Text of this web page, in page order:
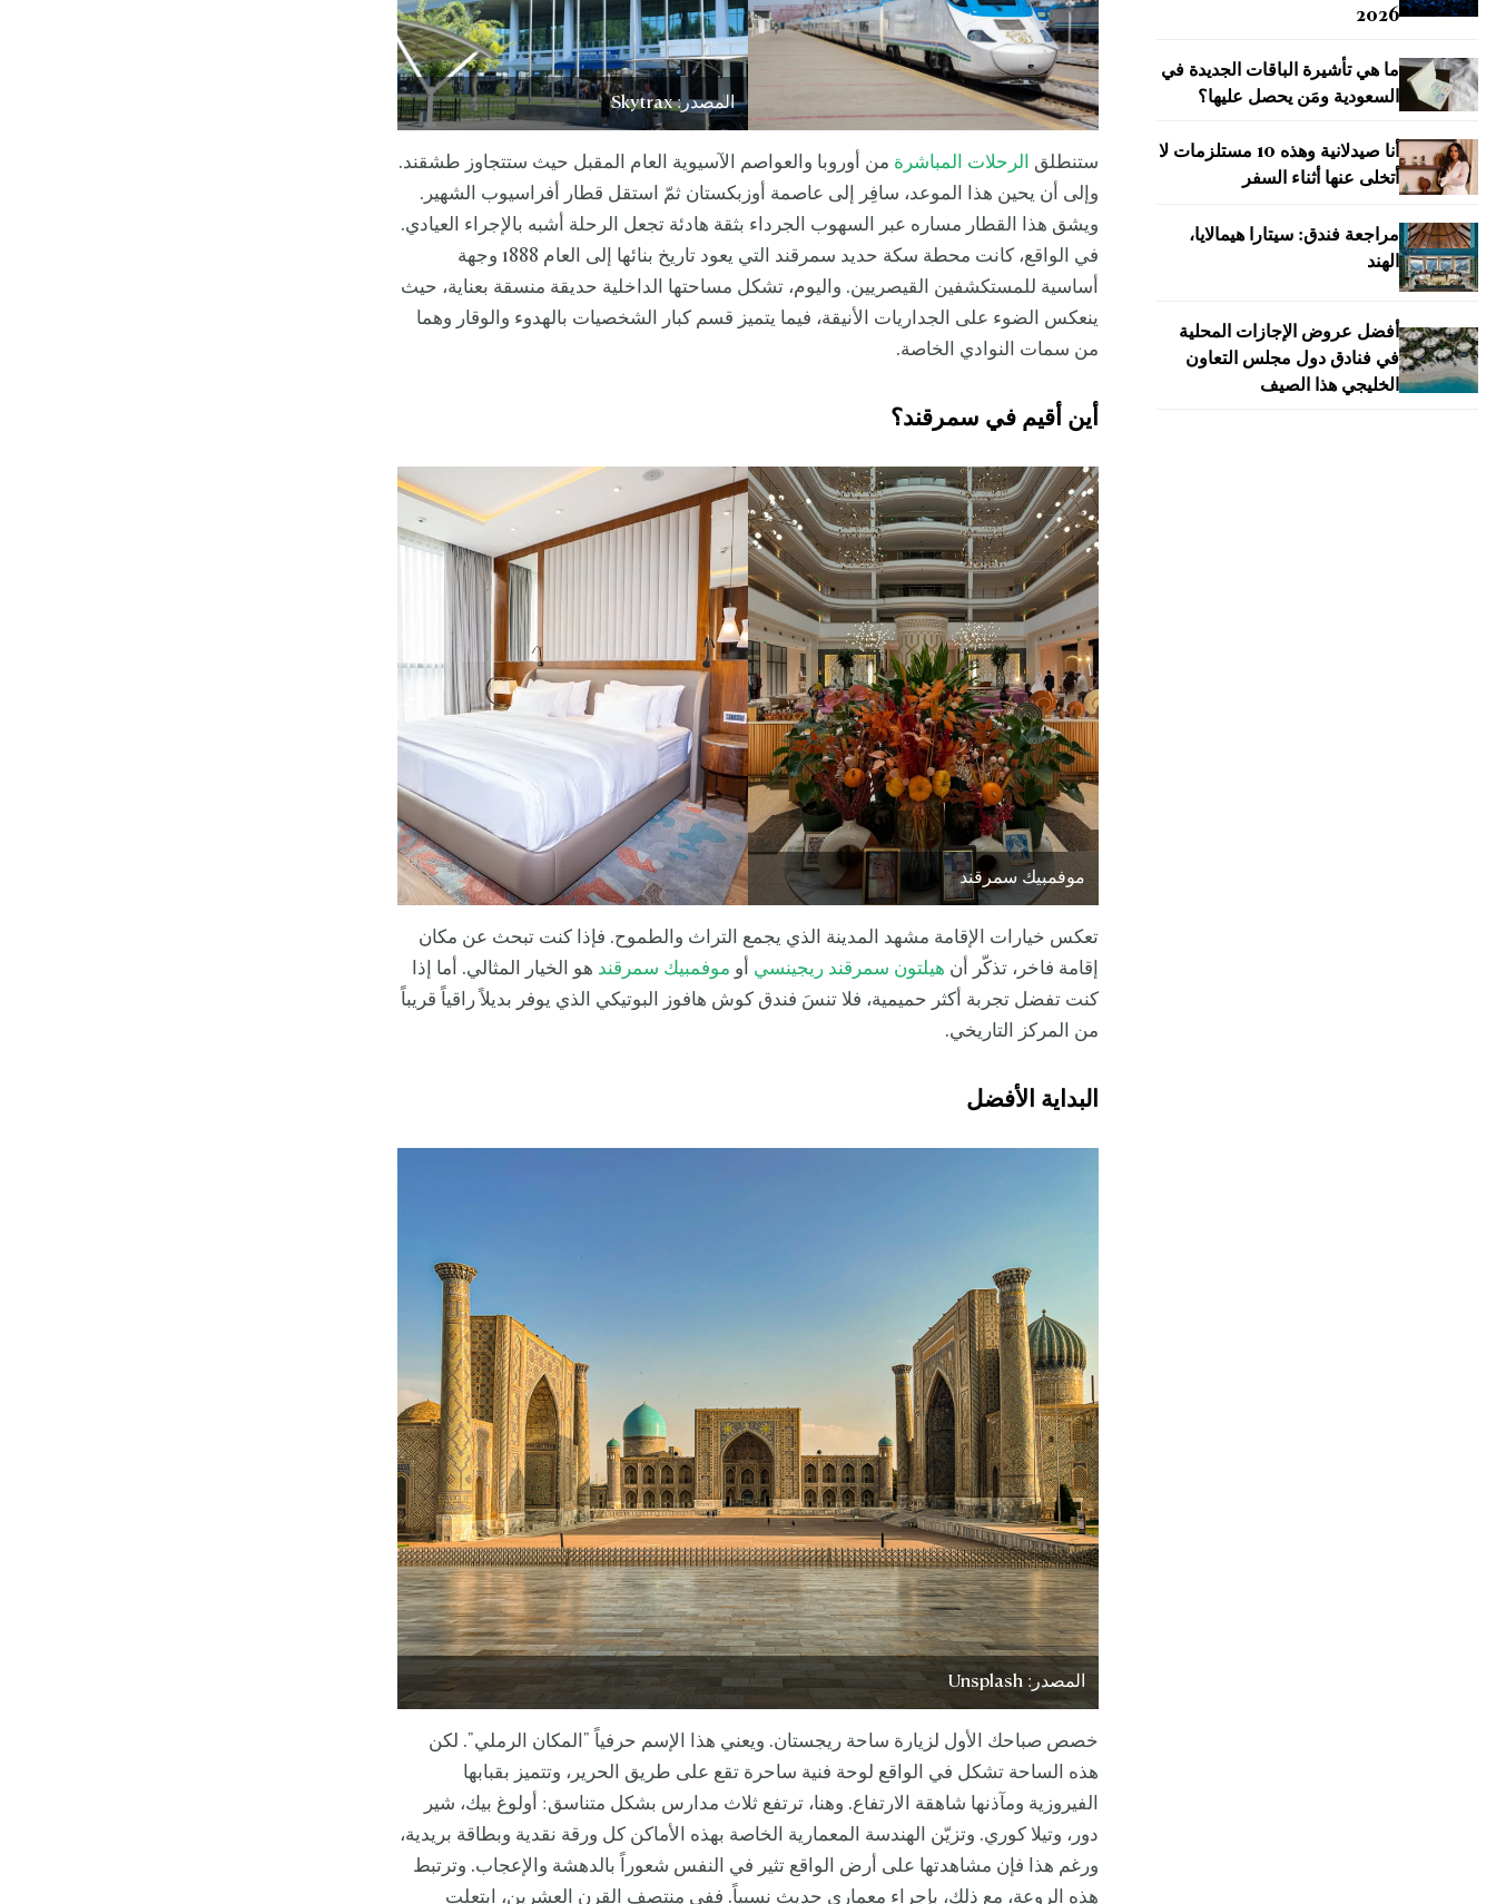
2026
ما هي تأشيرة الباقات الجديدة في
السعودية ومَن يحصل عليها؟
أنا صيدلانية وهذه 10 مستلزمات لا
أتخلى عنها أثناء السفر
مراجعة فندق: سيتارا هيمالايا،
الهند
أفضل عروض الإجازات المحلية
في فنادق دول مجلس التعاون
الخليجي هذا الصيف
المصدر: Skytrax
ستنطلق الرحلات المباشرة من أوروبا والعواصم الآسيوية العام المقبل حيث ستتجاوز طشقند.
وإلى أن يحين هذا الموعد، سافِر إلى عاصمة أوزبكستان ثمّ استقل قطار أفراسيوب الشهير.
ويشق هذا القطار مساره عبر السهوب الجرداء بثقة هادئة تجعل الرحلة أشبه بالإجراء العيادي.
في الواقع، كانت محطة سكة حديد سمرقند التي يعود تاريخ بنائها إلى العام 1888 وجهة
أساسية للمستكشفين القيصريين. واليوم، تشكل مساحتها الداخلية حديقة منسقة بعناية، حيث
ينعكس الضوء على الجداريات الأنيقة، فيما يتميز قسم كبار الشخصيات بالهدوء والوقار وهما
من سمات النوادي الخاصة.
أين أقيم في سمرقند؟
موفمبيك سمرقند
تعكس خيارات الإقامة مشهد المدينة الذي يجمع التراث والطموح. فإذا كنت تبحث عن مكان
إقامة فاخر، تذكّر أن هيلتون سمرقند ريجينسي أو موفمبيك سمرقند هو الخيار المثالي. أما إذا
كنت تفضل تجربة أكثر حميمية، فلا تنسَ فندق كوش هافوز البوتيكي الذي يوفر بديلاً راقياً قريباً
من المركز التاريخي.
البداية الأفضل
المصدر: Unsplash
خصص صباحك الأول لزيارة ساحة ريجستان. ويعني هذا الإسم حرفياً "المكان الرملي". لكن
هذه الساحة تشكل في الواقع لوحة فنية ساحرة تقع على طريق الحرير، وتتميز بقبابها
الفيروزية ومآذنها شاهقة الارتفاع. وهنا، ترتفع ثلاث مدارس بشكل متناسق: أولوغ بيك، شير
دور، وتيلا كوري. وتزيّن الهندسة المعمارية الخاصة بهذه الأماكن كل ورقة نقدية وبطاقة بريدية،
ورغم هذا فإن مشاهدتها على أرض الواقع تثير في النفس شعوراً بالدهشة والإعجاب. وترتبط
هذه الروعة، مع ذلك، بإجراء معماري حديث نسبياً. ففي منتصف القرن العشرين، ابتعلت